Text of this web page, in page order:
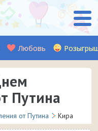
Любовь
Путина
от Путина Кира